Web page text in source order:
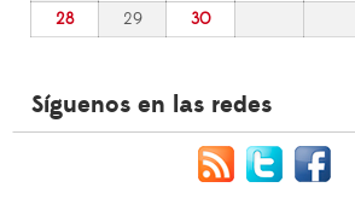
28
29 30
Síguenos en las redes